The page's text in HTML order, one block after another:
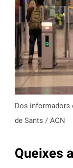
Dos informadors
de Sants / ACN
Queixes